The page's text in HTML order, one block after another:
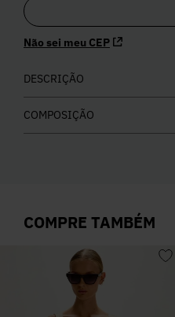
Não sei meu CEP
DESCRIÇÃO
COMPOSIÇÃO
COMPRE TAMBÉM
8º Calça Jeans